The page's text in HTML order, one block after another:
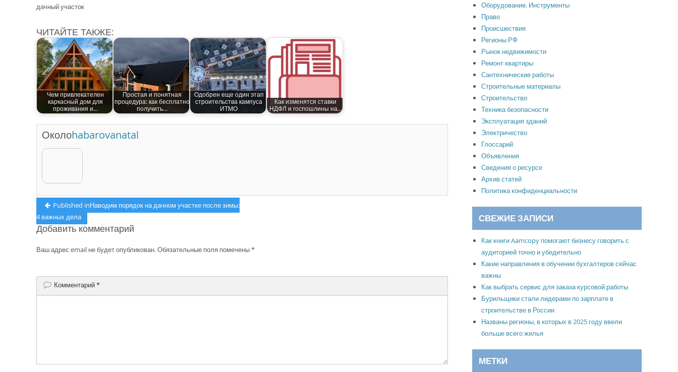
дачный участок
ЧИТАЙТЕ ТАКЖЕ:
Чем привлекателен
каркасный дом для
проживания и…
Простая и понятная
процедура: как бесплатно
получить…
Одобрен еще один этап
строительства кампуса
ИТМО
Как изменятся ставки
НДФЛ и госпошлины на…
Околоhabarovanatal
Навигация
по
записям
Published inНаводим порядок на дачном участке после зимы:
4 важных дела
Добавить комментарий
Ваш адрес email не будет опубликован.Обязательные поля помечены*
Комментарий*
Оборудование. Инструменты
Право
Происшествия
Регионы РФ
Рынок недвижимости
Ремонт квартиры
Сантехнические работы
Строительные материалы
Строительство
Техника безопасности
Эксплуатация зданий
Электричество
Глоссарий
Объявления
Сведения о ресурсе
Архив статей
Политика конфиденциальности
СВЕЖИЕ ЗАПИСИ
Как книги Aamcopy помогают бизнесу говорить с
аудиторией точно и убедительно
Какие направления в обучении бухгалтеров сейчас
важны
Как выбрать сервис для заказа курсовой работы
Бурильщики стали лидерами по зарплате в
строительстве в России
Названы регионы, в которых в 2025 году ввели
больше всего жилья
МЕТКИ